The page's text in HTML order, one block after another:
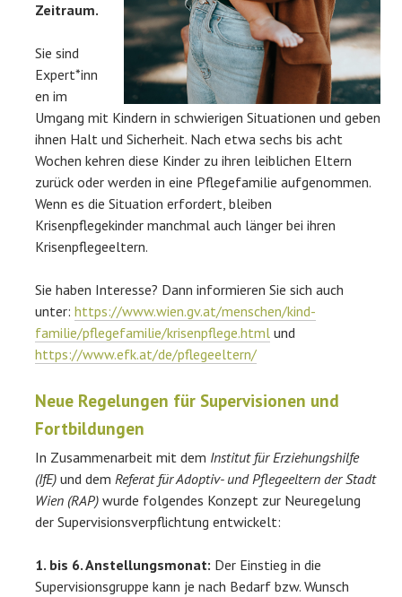
Zeitraum.
Sie sind
Expert*inn
en im
Umgang mit Kindern in schwierigen Situationen und geben
ihnen Halt und Sicherheit. Nach etwa sechs bis acht
Wochen kehren diese Kinder zu ihren leiblichen Eltern
zurück oder werden in eine Pflegefamilie aufgenommen.
Wenn es die Situation erfordert, bleiben
Krisenpflegekinder manchmal auch länger bei ihren
Krisenpflegeeltern.
Sie haben Interesse? Dann informieren Sie sich auch
unter: https://www.wien.gv.at/menschen/kind-
familie/pflegefamilie/krisenpflege.html und
https://www.efk.at/de/pflegeeltern/
Neue Regelungen für Supervisionen und
Fortbildungen
In Zusammenarbeit mit dem Institut für Erziehungshilfe
(IfE) und dem Referat für Adoptiv- und Pflegeeltern der Stadt
Wien (RAP) wurde folgendes Konzept zur Neuregelung
der Supervisionsverpflichtung entwickelt:
1. bis 6. Anstellungsmonat: Der Einstieg in die
Supervisionsgruppe kann je nach Bedarf bzw. Wunsch